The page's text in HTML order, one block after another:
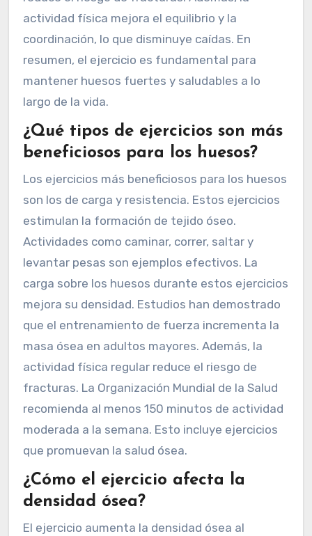
actividad física mejora el equilibrio y la
coordinación, lo que disminuye caídas. En
resumen, el ejercicio es fundamental para
mantener huesos fuertes y saludables a lo
largo de la vida.
¿Qué tipos de ejercicios son más
beneficiosos para los huesos?
Los ejercicios más beneficiosos para los huesos
son los de carga y resistencia. Estos ejercicios
estimulan la formación de tejido óseo.
Actividades como caminar, correr, saltar y
levantar pesas son ejemplos efectivos. La
carga sobre los huesos durante estos ejercicios
mejora su densidad. Estudios han demostrado
que el entrenamiento de fuerza incrementa la
masa ósea en adultos mayores. Además, la
actividad física regular reduce el riesgo de
fracturas. La Organización Mundial de la Salud
recomienda al menos 150 minutos de actividad
moderada a la semana. Esto incluye ejercicios
que promuevan la salud ósea.
¿Cómo el ejercicio afecta la
densidad ósea?
El ejercicio aumenta la densidad ósea al